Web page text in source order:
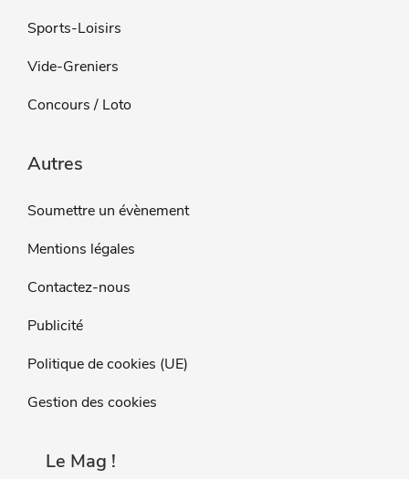
Sports-Loisirs
Vide-Greniers
Concours / Loto
Autres
Soumettre un évènement
Mentions légales
Contactez-nous
Publicité
Politique de cookies (UE)
Gestion des cookies
Le Mag !